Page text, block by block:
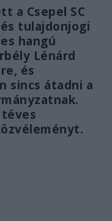
a Csepel SC
tulajdonjogi
hangú
Lénárd
és
sincs átadni a